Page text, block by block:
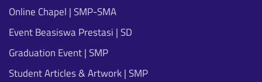
Online Chapel | SMP-SMA
Event Beasiswa Prestasi | SD
Graduation Event | SMP
Student Articles & Artwork | SMP